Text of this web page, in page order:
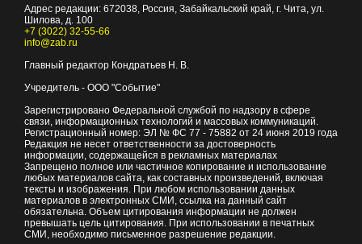
Адрес редакции: 672038, Россия, Забайкальский край, г. Чита, ул.
Шилова, д. 100
+7 (3022) 32-55-66
info@zab.ru
Главный редактор Кондратьев Н. В.
Учредитель - ООО "Событие"
Зарегистрировано Федеральной службой по надзору в сфере
связи, информационных технологий и массовых коммуникаций.
Регистрационный номер: ЭЛ № ФС 77 - 75882 от 24 июня 2019 года
Редакция не несет ответственности за достоверность
информации, содержащейся в рекламных материалах
Запрещено полное или частичное копирование и использование
любых материалов сайта, как составных произведений, включая
тексты и изображения. При любом использовании данных
материалов в электронных СМИ, ссылка на данный сайт
обязательна. Объем цитирования информации не должен
превышать цель цитирования. При использовании в печатных
СМИ, необходимо письменное разрешение редакции.